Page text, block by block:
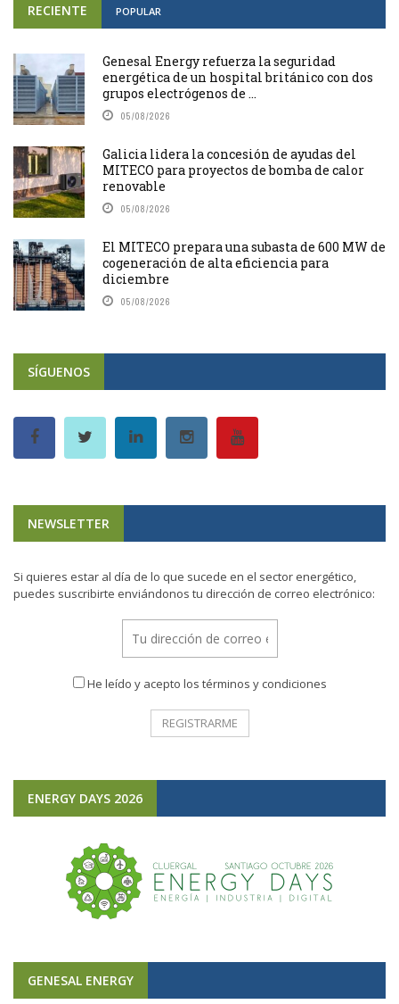
RECIENTE POPULAR
Genesal Energy refuerza la seguridad
energética de un hospital británico con dos
grupos electrógenos de ...
05/08/2026
Galicia lidera la concesión de ayudas del
MITECO para proyectos de bomba de calor
renovable
05/08/2026
El MITECO prepara una subasta de 600 MW de
cogeneración de alta eficiencia para
diciembre
05/08/2026
SÍGUENOS
NEWSLETTER
Si quieres estar al día de lo que sucede en el sector energético,
puedes suscribirte enviándonos tu dirección de correo electrónico:
He leído y acepto los términos y condiciones
ENERGY DAYS 2026
GENESAL ENERGY